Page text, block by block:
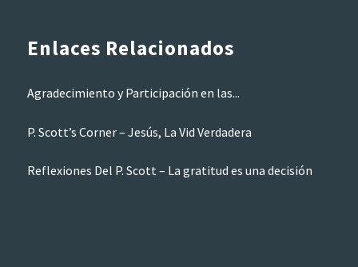
Enlaces Relacionados
Agradecimiento y Participación en las...
P. Scott’s Corner – Jesús, La Vid Verdadera
Reflexiones Del P. Scott – La gratitud es una decisión